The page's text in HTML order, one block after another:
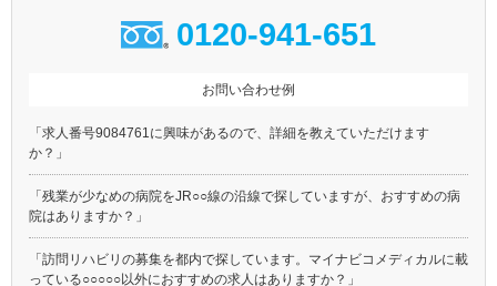
0120-941-651
お問い合わせ例
「求人番号9084761に興味があるので、詳細を教えていただけます
か？」
「残業が少なめの病院をJR○○線の沿線で探していますが、おすすめの病
院はありますか？」
「訪問リハビリの募集を都内で探しています。マイナビコメディカルに載
っている○○○○○以外におすすめの求人はありますか？」